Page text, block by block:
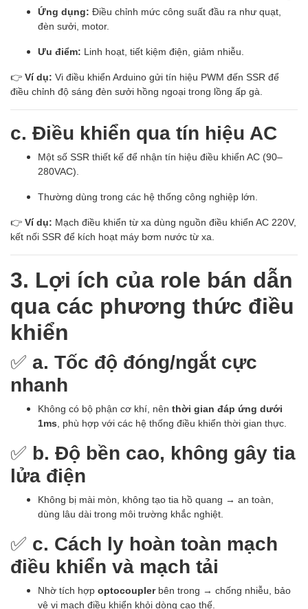
Ứng dụng: Điều chỉnh mức công suất đầu ra như quạt,
đèn sưởi, motor.
Ưu điểm: Linh hoạt, tiết kiệm điện, giảm nhiễu.
👉 Ví dụ: Vi điều khiển Arduino gửi tín hiệu PWM đến SSR để
điều chỉnh độ sáng đèn sưởi hồng ngoại trong lồng ấp gà.
c. Điều khiển qua tín hiệu AC
Một số SSR thiết kế để nhận tín hiệu điều khiển AC (90–
280VAC).
Thường dùng trong các hệ thống công nghiệp lớn.
👉 Ví dụ: Mạch điều khiển từ xa dùng nguồn điều khiển AC 220V,
kết nối SSR để kích hoạt máy bơm nước từ xa.
3. Lợi ích của role bán dẫn
qua các phương thức điều
khiển
✅ a. Tốc độ đóng/ngắt cực
nhanh
Không có bộ phận cơ khí, nên thời gian đáp ứng dưới
1ms, phù hợp với các hệ thống điều khiển thời gian thực.
✅ b. Độ bền cao, không gây tia
lửa điện
Không bị mài mòn, không tạo tia hồ quang → an toàn,
dùng lâu dài trong môi trường khắc nghiệt.
✅ c. Cách ly hoàn toàn mạch
điều khiển và mạch tải
Nhờ tích hợp optocouplerbên trong → chống nhiễu, bảo
vệ vi mạch điều khiển khỏi dòng cao thế.